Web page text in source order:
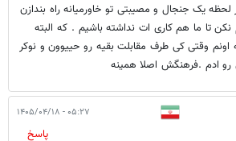
یک جنجال و مصیبتی تو خاورمیانه راه بندازن
تا ما هم کاری ات نداشته باشیم . که البته
اونم وقتی کی طرف مقابلت بقیه رو حییوون و نوکر
ادم .فرهنگش اصلا همینه
۰۵:۲۷ - ۱۴۰۵/۰۴/۱۸
پاسخ